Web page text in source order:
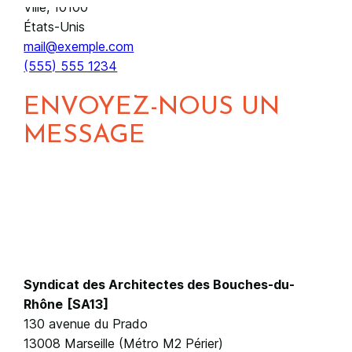
Ville, 10100
États-Unis
mail@exemple.com
(555) 555 1234
ENVOYEZ-NOUS UN
MESSAGE
Syndicat des Architectes des Bouches-du-
Rhône [SA13]
130 avenue du Prado
13008 Marseille (Métro M2 Périer)